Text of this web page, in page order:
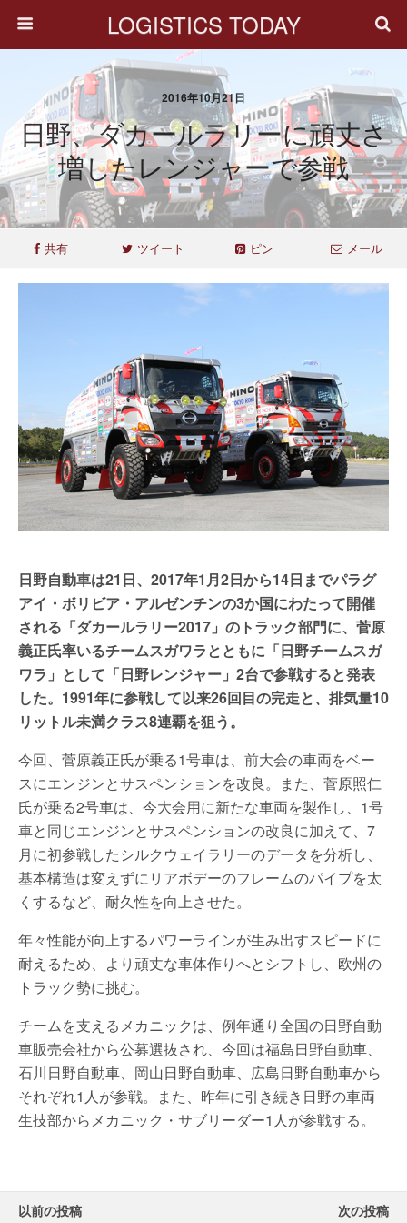
LOGISTICS TODAY
2016年10月21日
日野、ダカールラリーに頑丈さ
増したレンジャーで参戦
共有 ツイート ピン メール
日野自動車は21日、2017年1月2日から14日までパラグ
アイ・ボリビア・アルゼンチンの3か国にわたって開催
される「ダカールラリー2017」のトラック部門に、菅原
義正氏率いるチームスガワラとともに「日野チームスガ
ワラ」として「日野レンジャー」2台で参戦すると発表
した。1991年に参戦して以来26回目の完走と、排気量10
リットル未満クラス8連覇を狙う。
今回、菅原義正氏が乗る1号車は、前大会の車両をベー
スにエンジンとサスペンションを改良。また、菅原照仁
氏が乗る2号車は、今大会用に新たな車両を製作し、1号
車と同じエンジンとサスペンションの改良に加えて、7
月に初参戦したシルクウェイラリーのデータを分析し、
基本構造は変えずにリアボデーのフレームのパイプを太
くするなど、耐久性を向上させた。
年々性能が向上するパワーラインが生み出すスピードに
耐えるため、より頑丈な車体作りへとシフトし、欧州の
トラック勢に挑む。
チームを支えるメカニックは、例年通り全国の日野自動
車販売会社から公募選抜され、今回は福島日野自動車、
石川日野自動車、岡山日野自動車、広島日野自動車から
それぞれ1人が参戦。また、昨年に引き続き日野の車両
生技部からメカニック・サブリーダー1人が参戦する。
以前の投稿 次の投稿